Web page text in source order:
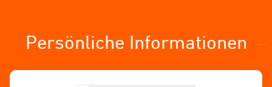
Persönliche Informationen